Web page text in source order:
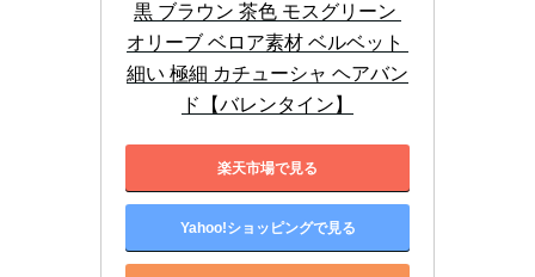
黒 ブラウン 茶色 モスグリーン
オリーブ ベロア素材 ベルベット
細い 極細 カチューシャ ヘアバン
ド【バレンタイン】
楽天市場で見る
Yahoo!ショッピングで見る